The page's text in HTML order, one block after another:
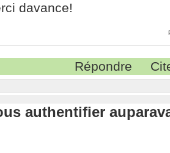
davance!
Répondre
authentifier